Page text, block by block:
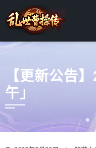
【更新公告
午」